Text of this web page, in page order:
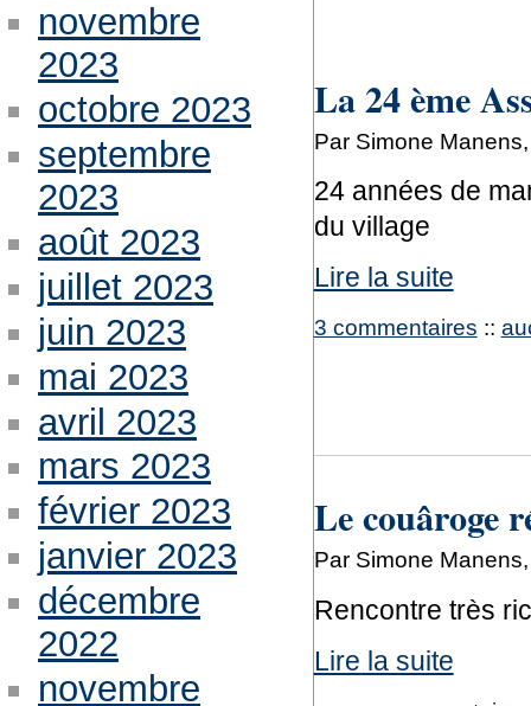
La 24 ème
Par Simone
24 années de
du village
Lire la suite
3 commentaires ::
Le couâroge
Par Simone
Rencontre très
Lire la suite
novembre
2023
octobre 2023
septembre
2023
août 2023
juillet 2023
juin 2023
mai 2023
avril 2023
mars 2023
février 2023
janvier 2023
décembre
2022
novembre